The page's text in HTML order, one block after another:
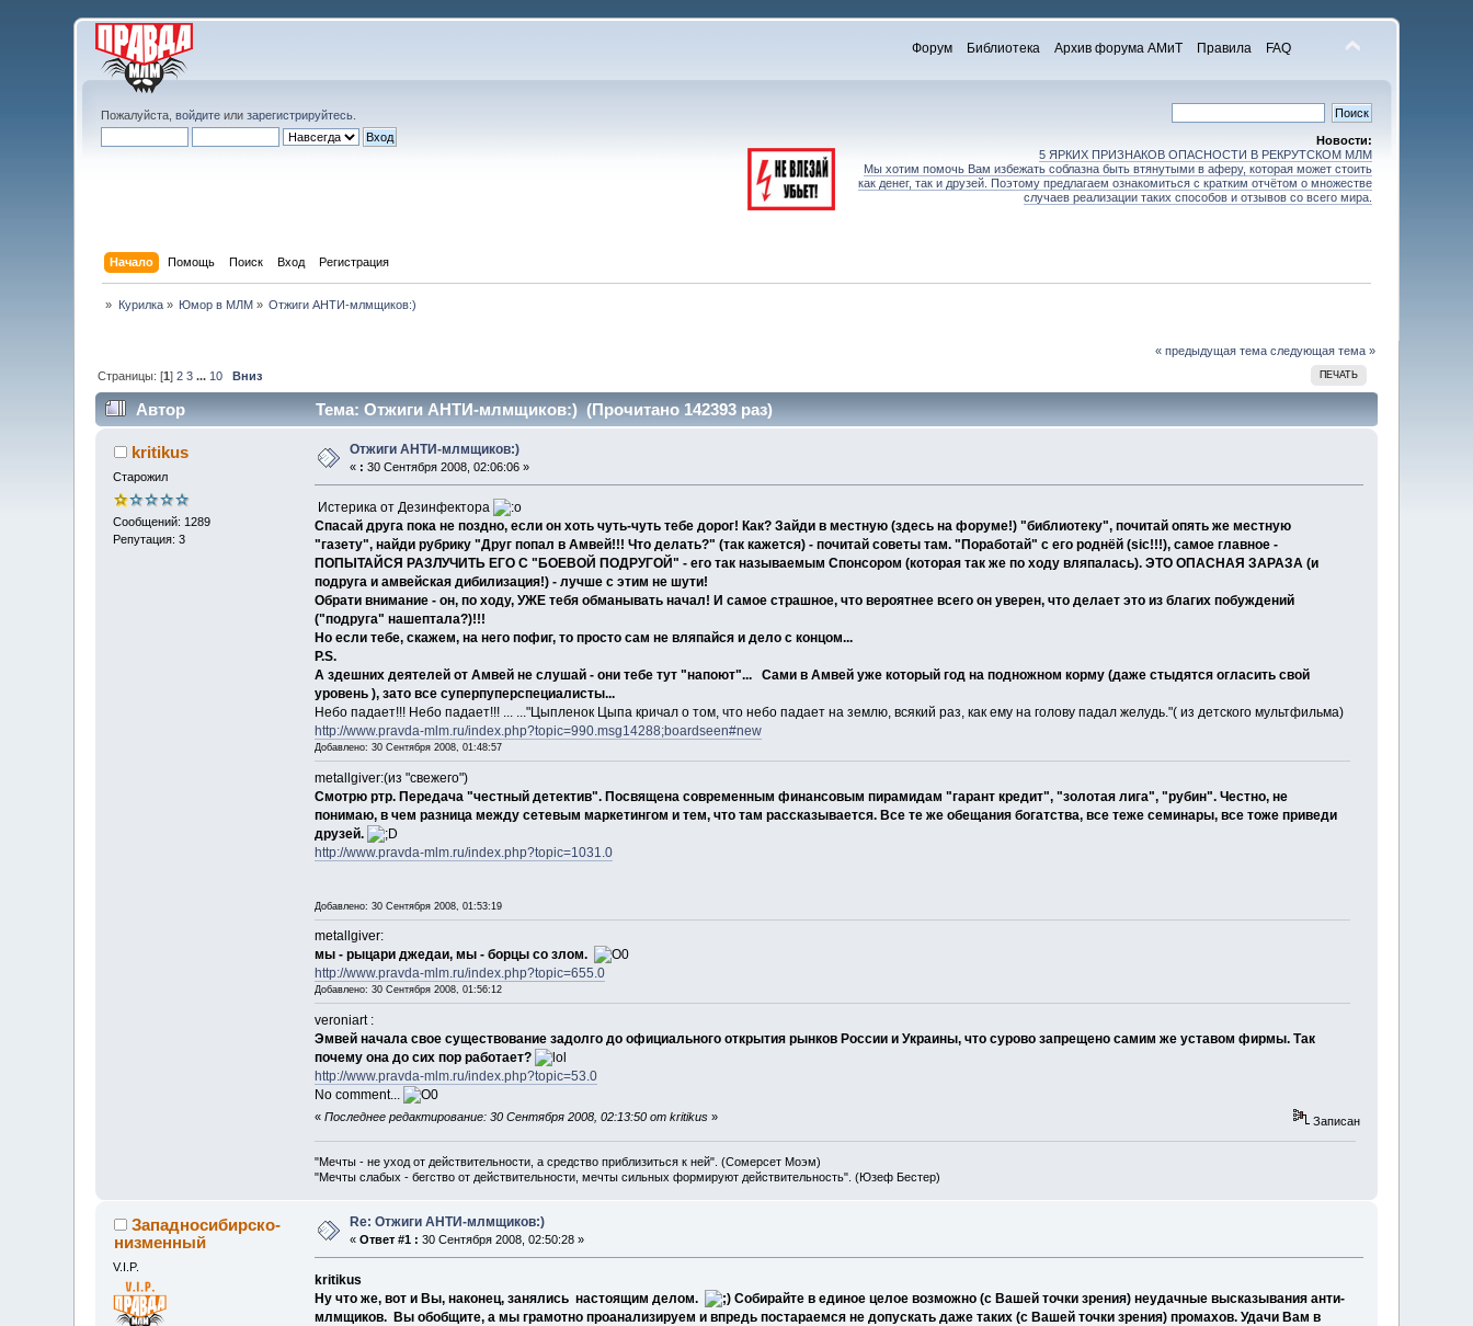
Форум Библиотека Архив форума АМиТ Правила FAQ
Пожалуйста,войдите илизарегистрируйтесь
Новости:
5 ЯРКИХ ПРИЗНАКОВ ОПАСНОСТИ В РЕКРУТСКОМ МЛМ
Мы хотим помочь Вам избежать соблазна быть втянутыми в аферу, которая может стоить
как денег, так и друзей. Поэтому предлагаем ознакомиться с кратким отчётом о множестве
случаев реализации таких способов и отзывов со всего мира.
Начало Помощь Поиск Вход Регистрация
» Курилка» Юмор в МЛМ » Отжиги АНТИ-млмщиков:)
« предыдущая тема следующая тема »
ПЕЧАТЬ
Страницы: [1]2 3 ... 10 Вниз
Автор Тема: Отжиги АНТИ-млмщиков:) (Прочитано 142393 раз)
kritikus
Старожил
Сообщений: 1289
Репутация: 3
Отжиги АНТИ-млмщиков:)
« : 30 Сентября 2008, 02:06:06 »
Истерика от Дезинфектора
Спасай друга пока не поздно, если он хоть чуть-чуть тебе дорог! Как? Зайди в местную (здесь на форуме!) "библиотеку", почитай опять же местную
"газету", найди рубрику "Друг попал в Амвей!!! Что делать?" (так кажется) - почитай советы там. "Поработай" с его роднёй (sic!!!), самое главное -
ПОПЫТАЙСЯ РАЗЛУЧИТЬ ЕГО С "БОЕВОЙ ПОДРУГОЙ" - его так называемым Спонсором (которая так же по ходу вляпалась). ЭТО ОПАСНАЯ ЗАРАЗА (и
подруга и амвейская дибилизация!) - лучше с этим не шути!
Обрати внимание - он, по ходу, УЖЕ тебя обманывать начал! И самое страшное, что вероятнее всего он уверен, что делает это из благих побуждений
("подруга" нашептала?)!!!
Но если тебе, скажем, на него пофиг, то просто сам не вляпайся и дело с концом...
P.S.
А здешних деятелей от Амвей не слушай - они тебе тут "напоют"... Сами в Амвей уже который год на подножном корму (даже стыдятся огласить свой
уровень ), зато все суперпуперспециалисты...
Небо падает!!! Небо падает!!! ... ..."Цыпленок Цыпа кричал о том, что небо падает на землю, всякий раз, как ему на голову падал желудь."( из детского мультфильма)
http://www.pravda-mlm.ru/index.php?topic=990.msg14288;boardseen#new
Добавлено: 30 Сентября 2008, 01:48:57
metallgiver:(из "свежего")
Смотрю ртр. Передача "честный детектив". Посвящена современным финансовым пирамидам "гарант кредит", "золотая лига", "рубин". Честно, не
понимаю, в чем разница между сетевым маркетингом и тем, что там рассказывается. Все те же обещания богатства, все теже семинары, все тоже приведи
друзей.
http://www.pravda-mlm.ru/index.php?topic=1031.0
Добавлено: 30 Сентября 2008, 01:53:19
metallgiver:
мы - рыцари джедаи, мы - борцы со злом.
http://www.pravda-mlm.ru/index.php?topic=655.0
Добавлено: 30 Сентября 2008, 01:56:12
veroniart :
Эмвей начала свое существование задолго до официального открытия рынков России и Украины, что сурово запрещено самим же уставом фирмы. Так
почему она до сих пор работает?
http://www.pravda-mlm.ru/index.php?topic=53.0
No comment...
« Последнее редактирование: 30 Сентября 2008, 02:13:50 от kritikus» Записан
"Мечты - не уход от действительности, а средство приблизиться к ней". (Сомерсет Моэм)
"Мечты слабых - бегство от действительности, мечты сильных формируют действительность". (Юзеф Бестер)
Западносибирско-
низменный
V.I.P.
Re: Отжиги АНТИ-млмщиков:)
«Ответ #1 : 30 Сентября 2008, 02:50:28 »
kritikus
Ну что же, вот и Вы, наконец, занялись настоящим делом.
Собирайте в единое целое возможно (с Вашей точки зрения) неудачные высказывания анти-
млмщиков. Вы обобщите, а мы грамотно проанализируем и впредь постараемся не допускать даже таких (с Вашей точки зрения) промахов. Удачи Вам в